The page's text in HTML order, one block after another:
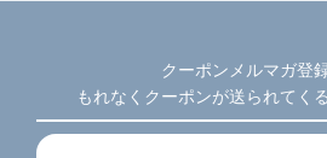
クーポンメルマガ登
もれなくクーポンが送られてく